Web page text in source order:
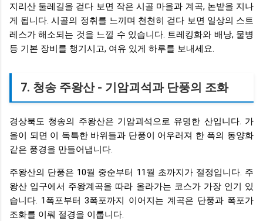
지리산 둘레길을 걷다 보면 작은 시골 마을과 계곡, 논밭을 지나
게 됩니다. 시골의 정취를 느끼며 천천히 걷다 보면 일상의 스트
레스가 해소되는 것을 느낄 수 있습니다. 트레킹화와 배낭, 물병
등 기본 장비를 챙기시고, 여유 있게 하루를 보내세요.
7. 청송 주왕산 - 기암괴석과 단풍의 조화
경상북도 청송의 주왕산은 기암괴석으로 유명한 산입니다. 가
을이 되면 이 독특한 바위들과 단풍이 어우러져 한 폭의 동양화
같은 풍경을 만들어냅니다.
주왕산의 단풍은 10월 중순부터 11월 초까지가 절정입니다. 주
왕산 입구에서 주왕계곡을 따라 올라가는 코스가 가장 인기 있
습니다. 1폭포부터 3폭포까지 이어지는 계곡은 단풍과 폭포가
조화를 이뤄 절경을 이룹니다.